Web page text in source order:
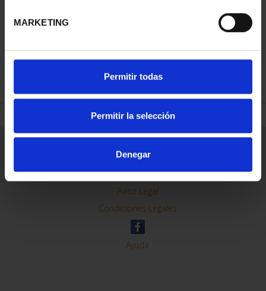
MARKETING
Permitir todas
Permitir la selección
Denegar
REFINAR
Contacto
Preguntas Frequentes (FAQs)
Aviso Legal
Condiciones Legales
Ayuda